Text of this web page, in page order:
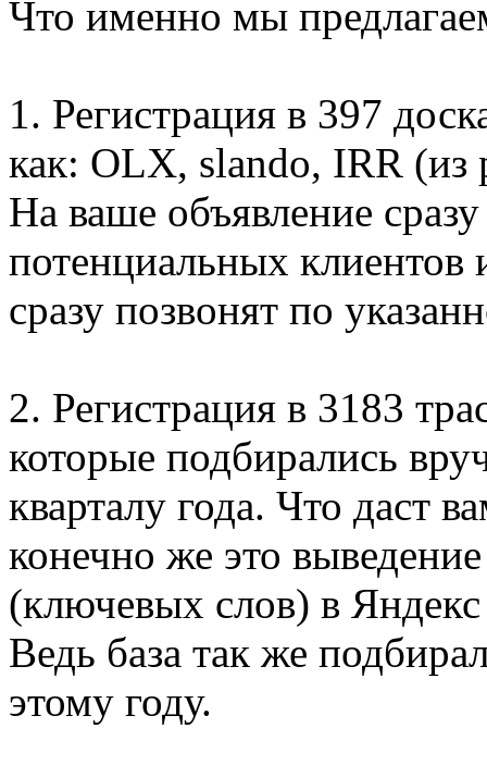
Что именно мы
1. Регистрация в 397
как: OLX, slando, IRR (из
На ваше объявление
потенциальных клиентов
сразу позвонят по
2. Регистрация в 3183
которые подбирались
кварталу года. Что даст
конечно же это
(ключевых слов) в
Ведь база так же
этому году.